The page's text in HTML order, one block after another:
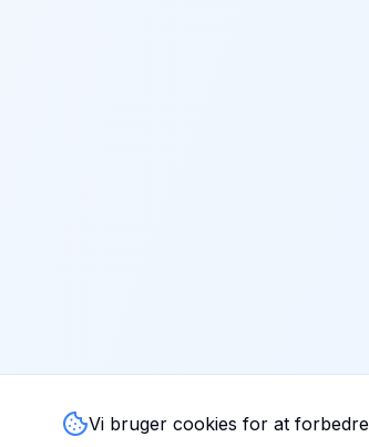
Vi bruger cookies for at